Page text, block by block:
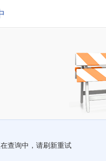
查询中，请刷新重试